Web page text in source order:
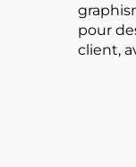
pour
client,